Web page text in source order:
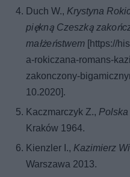
Duch W., Krystyna
piękną Czeszką
małżeństwem [https://
a-rokiczana-romans-
zakonczony-
10.2020].
Kaczmarczyk Z.,
Kraków 1964.
Kienzler I., Kazimierz
Warszawa 2013.